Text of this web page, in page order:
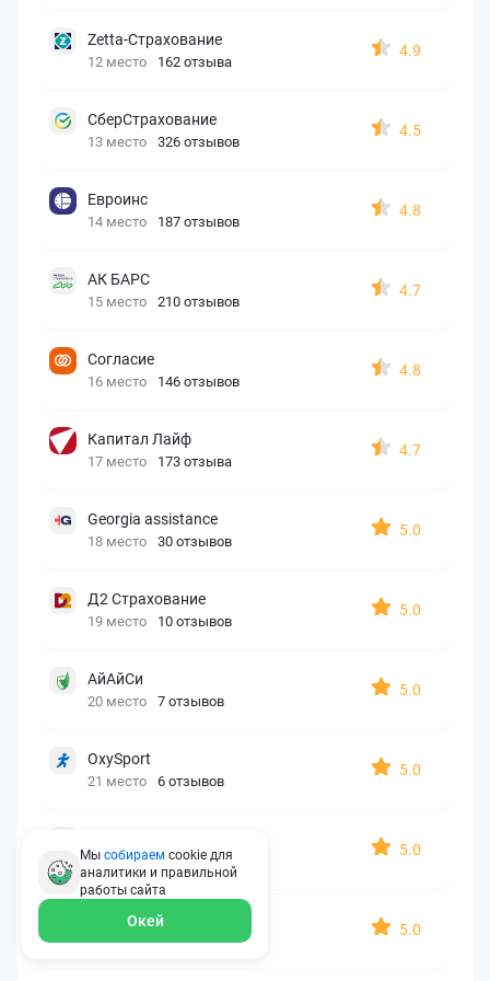
Zetta-Страхование
12 место 162 отзыва
4.9
СберСтрахование
13 место 326 отзывов
4.5
Евроинс
14 место 187 отзывов
4.8
АК БАРС
15 место 210 отзывов
4.7
Согласие
16 место 146 отзывов
4.8
Капитал Лайф
17 место 173 отзыва
4.7
Georgia assistance
18 место 30 отзывов
5.0
Д2 Страхование
19 место 10 отзывов
5.0
АйАйСи
20 место 7 отзывов
5.0
OxySport
21 место 6 отзывов
5.0
22 место 2 отзыва
5.0
Oxy Travel Premium
23 место 1 отзыв
5.0
Мы собираем cookie для
аналитики и правильной
работы сайта
Окей